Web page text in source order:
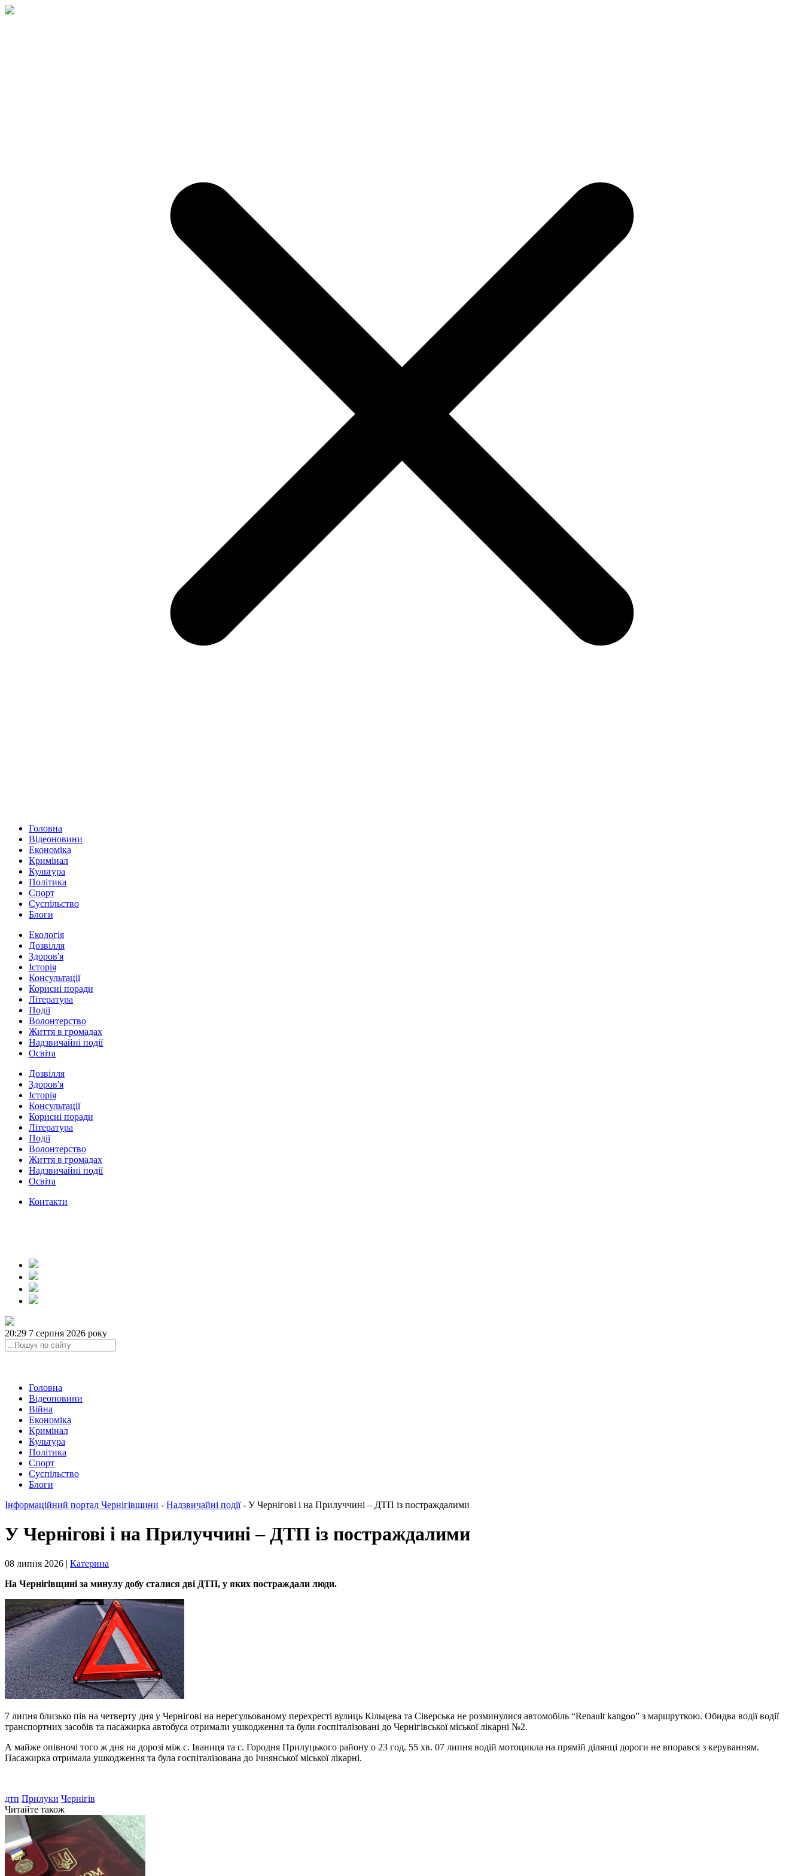
Головна
Відеоновини
Економіка
Кримінал
Культура
Політика
Спорт
Суспільство
Блоги
Екологія
Дозвілля
Здоров'я
Історія
Консультації
Корисні поради
Література
Події
Волонтерство
Життя в громадах
Надзвичайні події
Освіта
Дозвілля
Здоров'я
Історія
Консультації
Корисні поради
Література
Події
Волонтерство
Життя в громадах
Надзвичайні події
Освіта
Контакти
20:29 7 серпня 2026 року
Головна
Відеоновини
Війна
Економіка
Кримінал
Культура
Політика
Спорт
Суспільство
Блоги
Інформаційний портал Чернігівщини - Надзвичайні події- У Чернігові і на Прилуччині – ДТП із постраждалими
У Чернігові і на Прилуччині – ДТП із постраждалими
08 липня 2026 | Катерина
На Чернігівщині за минулу добу сталися дві ДТП, у яких постраждали люди.
7 липня близько пів на четверту дня у Чернігові на нерегульованому перехресті вулиць Кільцева та Сіверська не розминулися автомобіль “Renault kangoo” з маршруткою. Обидва водії водії
транспортних засобів та пасажирка автобуса отримали ушкодження та були госпіталізовані до Чернігівської міської лікарні №2.
А майже опівночі того ж дня на дорозі між с. Іваниця та с. Городня Прилуцького району о 23 год. 55 хв. 07 липня водій мотоцикла на прямій ділянці дороги не впорався з керуванням.
Пасажирка отримала ушкодження та була госпіталізована до Ічнянської міської лікарні.
дтп Прилуки Чернігів
Читайте також